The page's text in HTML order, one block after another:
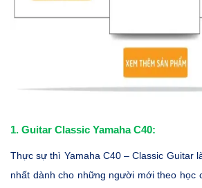
1. Guitar Classic Yamaha C40:
Thực sự thì Yamaha C40 – Classic Guitar
nhất dành cho những người mới theo học